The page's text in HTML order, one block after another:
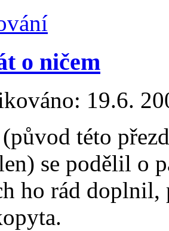
o ničem
19.6.
(původ této
se podělil o
ho rád doplnil,